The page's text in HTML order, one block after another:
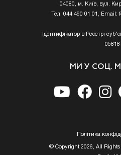
04080, м. Київ, вул.
Тел. 044 490 01 01, Email:
Ідентифікатор в Реєстрі
05818
МИ У СОЦ.
Полiтика
© Copyright 2026, All Rights